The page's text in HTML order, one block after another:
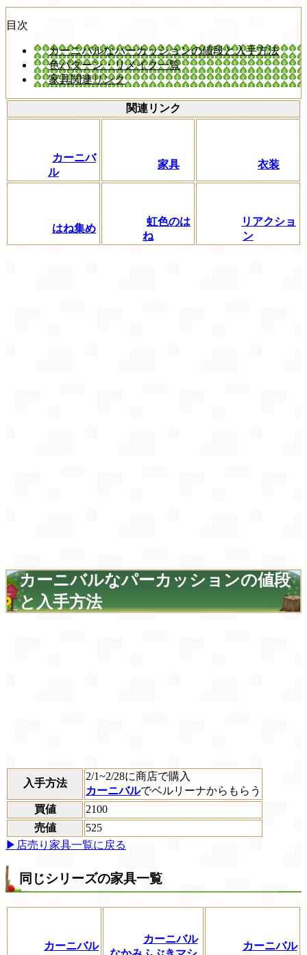
目次
カーニバルなパーカッションの値段と入手方法
色パターン・リメイク一覧
家具関連リンク
関連リンク
カーニバ
ル
家具 衣装
はね集め
虹色のは
ね
リアクショ
ン
カーニバルなパーカッションの値段
と入手方法
入手方法
2/1~2/28に商店で購入
カーニバルでベルリーナからもらう
買値
2100
売値
525
▶店売り家具一覧に戻る
同じシリーズの家具一覧
カーニバル
カーニバル
カーニバル